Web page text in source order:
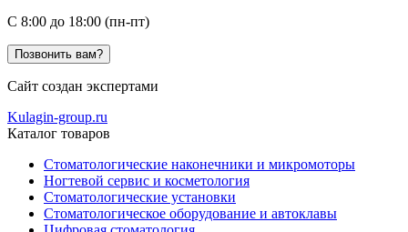
C 8:00 до 18:00 (пн-пт)
Позвонить вам?
Сайт создан экспертами
Kulagin-group.ru
Каталог товаров
Стоматологические наконечники и микромоторы
Ногтевой сервис и косметология
Стоматологические установки
Стоматологическое оборудование и автоклавы